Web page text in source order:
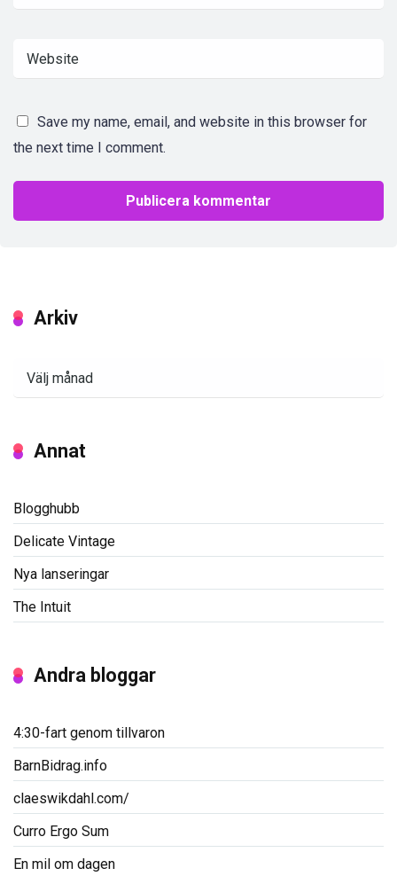
Save my name, email, and website in this browser for
the next time I comment.
Arkiv
Annat
Blogghubb
Delicate Vintage
Nya lanseringar
The Intuit
Andra bloggar
4:30-fart genom tillvaron
BarnBidrag.info
claeswikdahl.com/
Curro Ergo Sum
En mil om dagen